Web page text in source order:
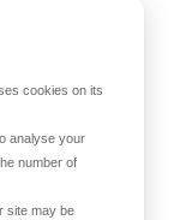
cookies on its
analyse your
number of
site may be